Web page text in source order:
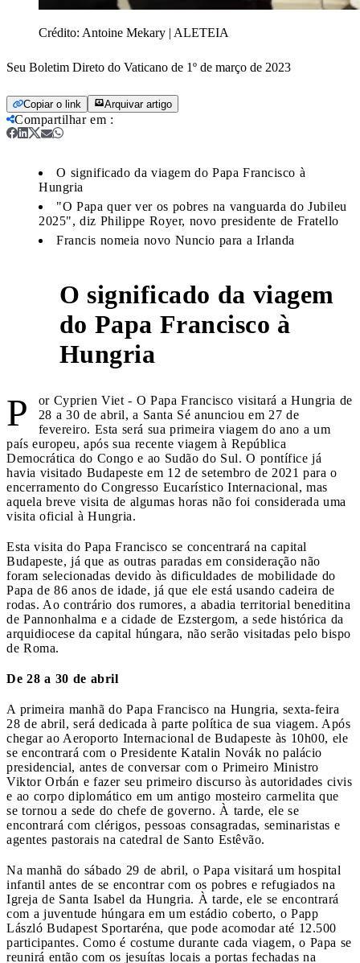
Crédito: Antoine Mekary | ALETEIA
Seu Boletim Direto do Vaticano de 1º de março de 2023
Copiar o link Arquivar artigo
Compartilhar em :
O significado da viagem do Papa Francisco à
Hungria
"O Papa quer ver os pobres na vanguarda do Jubileu
2025", diz Philippe Royer, novo presidente de Fratello
Francis nomeia novo Nuncio para a Irlanda
O significado da viagem
do Papa Francisco à
Hungria
P
or Cyprien Viet - O Papa Francisco visitará a Hungria de
28 a 30 de abril, a Santa Sé anunciou em 27 de
fevereiro. Esta será sua primeira viagem do ano a um
país europeu, após sua recente viagem à República
Democrática do Congo e ao Sudão do Sul. O pontífice já
havia visitado Budapeste em 12 de setembro de 2021 para o
encerramento do Congresso Eucarístico Internacional, mas
aquela breve visita de algumas horas não foi considerada uma
visita oficial à Hungria.
Esta visita do Papa Francisco se concentrará na capital
Budapeste, já que as outras paradas em consideração não
foram selecionadas devido às dificuldades de mobilidade do
Papa de 86 anos de idade, já que ele está usando cadeira de
rodas. Ao contrário dos rumores, a abadia territorial beneditina
de Pannonhalma e a cidade de Ezstergom, a sede histórica da
arquidiocese da capital húngara, não serão visitadas pelo bispo
de Roma.
De 28 a 30 de abril
A primeira manhã do Papa Francisco na Hungria, sexta-feira
28 de abril, será dedicada à parte política de sua viagem. Após
chegar ao Aeroporto Internacional de Budapeste às 10h00, ele
se encontrará com o Presidente Katalin Novák no palácio
presidencial, antes de conversar com o Primeiro Ministro
Viktor Orbán e fazer seu primeiro discurso às autoridades civis
e ao corpo diplomático em um antigo mosteiro carmelita que
se tornou a sede do chefe de governo. À tarde, ele se
encontrará com clérigos, pessoas consagradas, seminaristas e
agentes pastorais na catedral de Santo Estêvão.
Na manhã do sábado 29 de abril, o Papa visitará um hospital
infantil antes de se encontrar com os pobres e refugiados na
Igreja de Santa Isabel da Hungria. À tarde, ele se encontrará
com a juventude húngara em um estádio coberto, o Papp
László Budapest Sportaréna, que pode acomodar até 12.500
participantes. Como é costume durante cada viagem, o Papa se
reunirá então com os jesuítas locais a portas fechadas na